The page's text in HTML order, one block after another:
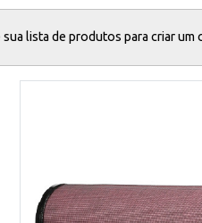
sua lista de produtos para criar um